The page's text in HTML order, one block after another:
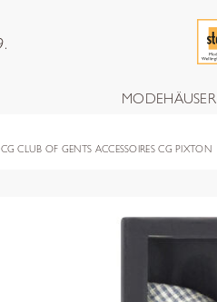
MODEHÄUSER
CG CLUB OF GENTS ACCESSOIRES CG PIXTON